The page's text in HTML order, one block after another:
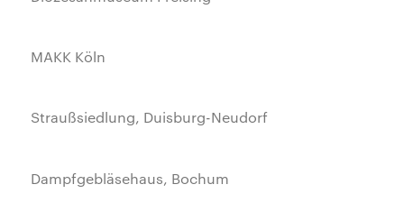
MAKK Köln
Straußsiedlung, Duisburg-Neudorf
Dampfgebläsehaus, Bochum